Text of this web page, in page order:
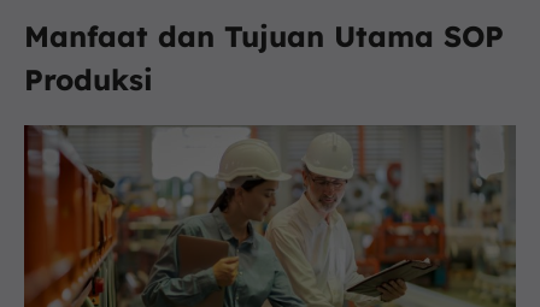
Manfaat dan Tujuan Utama SOP
Produksi